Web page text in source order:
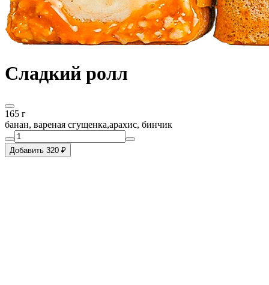
Сладкий ролл
165 г
банан, вареная сгущенка,арахис, бинчик
Добавить 320 ₽